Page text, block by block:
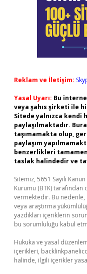
Reklam ve İletişim:
Yasal Uyarı: Bu
veya şahıs şirketi ile
Sitede yalnızca kendi
paylaşılmaktadır.
taşımamakta olup,
paylaşım
benzerlikleri
taslak halindedir ve
Sitemiz, 5651 Sayılı
Kurumu (BTK) tarafından
vermektedir. Bu
veya araştırma
yazdıkları içeriklerin
bu sorumluluğu kabul
Hukuka ve yasal
içerikleri,
halinde, ilgili içerikler